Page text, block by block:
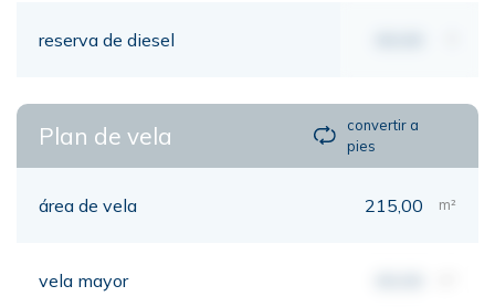
reserva de diesel
Plan de vela
convertir a
pies
área de vela 215,00 m²
vela mayor